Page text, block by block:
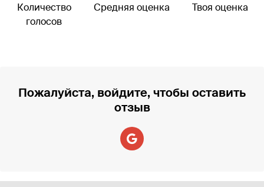
Количество
голосов
Средняя оценка Твоя оценка
Пожалуйста, войдите, чтобы оставить
отзыв